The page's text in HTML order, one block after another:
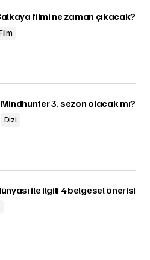
filmi ne zaman çıkacak?
Mindhunter 3. sezon olacak mı?
Dizi
ile ilgili 4 belgesel önerisi